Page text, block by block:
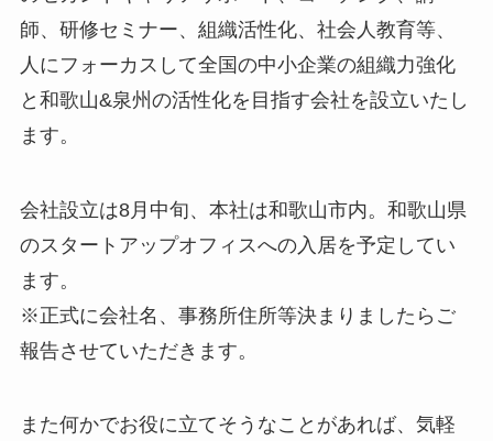
師、研修セミナー、組織活性化、社会人教育等、
人にフォーカスして全国の中小企業の組織力強化
と和歌山&泉州の活性化を目指す会社を設立いたし
ます。
会社設立は8月中旬、本社は和歌山市内。和歌山県
のスタートアップオフィスへの入居を予定してい
ます。
※正式に会社名、事務所住所等決まりましたらご
報告させていただきます。
また何かでお役に立てそうなことがあれば、気軽